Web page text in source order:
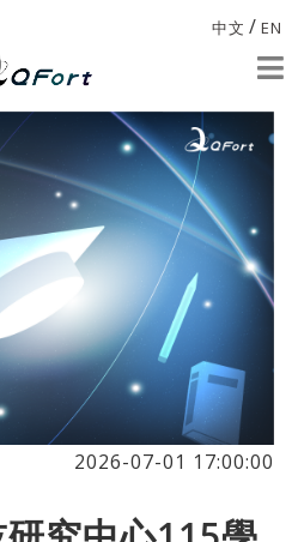
中文 / EN
2026-07-01 17:00:00